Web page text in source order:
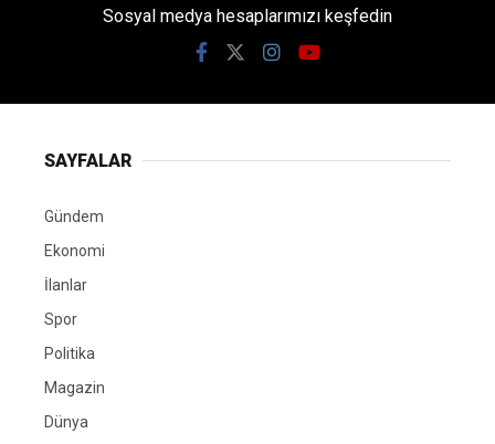
Sosyal medya hesaplarımızı keşfedin
SAYFALAR
Gündem
Ekonomi
İlanlar
Spor
Politika
Magazin
Dünya